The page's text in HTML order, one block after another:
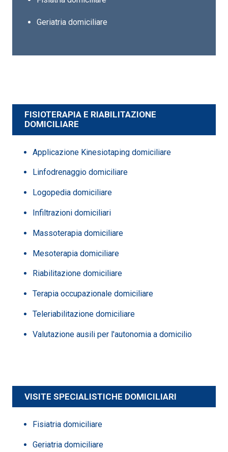
Geriatria domiciliare
FISIOTERAPIA E RIABILITAZIONE
DOMICILIARE
Applicazione Kinesiotaping domiciliare
Linfodrenaggio domiciliare
Logopedia domiciliare
Infiltrazioni domiciliari
Massoterapia domiciliare
Mesoterapia domiciliare
Riabilitazione domiciliare
Terapia occupazionale domiciliare
Teleriabilitazione domiciliare
Valutazione ausili per l'autonomia a domicilio
VISITE SPECIALISTICHE DOMICILIARI
Fisiatria domiciliare
Geriatria domiciliare